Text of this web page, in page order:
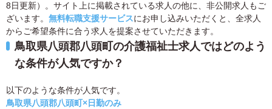
8日更新）。サイト上に掲載されている求人の他に、非公開求人もご
ざいます。 無料転職支援サービスにお申し込みいただくと、全求人
からご希望条件に合う求人を提案させていただきます。
鳥取県八頭郡八頭町の介護福祉士求人ではどのよう
な条件が人気ですか？
以下のような条件が人気です。
鳥取県八頭郡八頭町×日勤のみ